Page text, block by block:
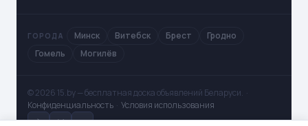
ГОРОДА Минск Витебск Брест
Гродно
Гомель
Могилёв
© 2026 15.by — бесплатная доска объявлений Беларуси. ·
Конфиденциальность · Условия использования
✈ V ◻